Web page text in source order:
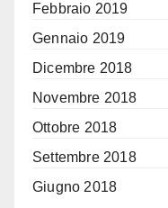
Febbraio 2019
Gennaio 2019
Dicembre 2018
Novembre 2018
Ottobre 2018
Settembre 2018
Giugno 2018